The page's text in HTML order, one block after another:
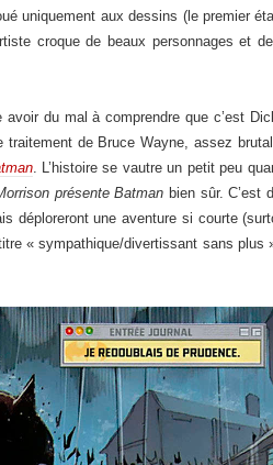
uniquement aux dessins (le premier
croque de beaux personnages et
du mal à comprendre que c’est
de Bruce Wayne, assez
. L’histoire se vautre un petit peu
présente Batman bien sûr. C’est
déploreront une aventure si courte
« sympathique/divertissant sans plus